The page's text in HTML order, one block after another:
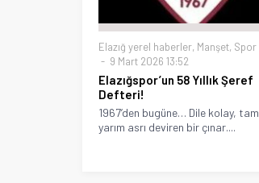
Elazığ yerel haberler, Manşet, Spor
9 Mart 2026 13:52
Elazığspor’un 58 Yıllık Şeref
Defteri!
1967’den bugüne… Dile kolay, tam
yarım asrı deviren bir çınar....